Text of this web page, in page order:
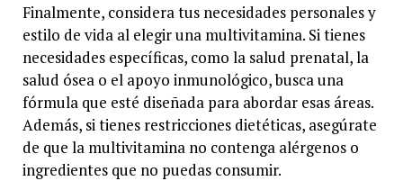
Finalmente, considera tus necesidades personales y
estilo de vida al elegir una multivitamina. Si tienes
necesidades específicas, como la salud prenatal, la
salud ósea o el apoyo inmunológico, busca una
fórmula que esté diseñada para abordar esas áreas.
Además, si tienes restricciones dietéticas, asegúrate
de que la multivitamina no contenga alérgenos o
ingredientes que no puedas consumir.